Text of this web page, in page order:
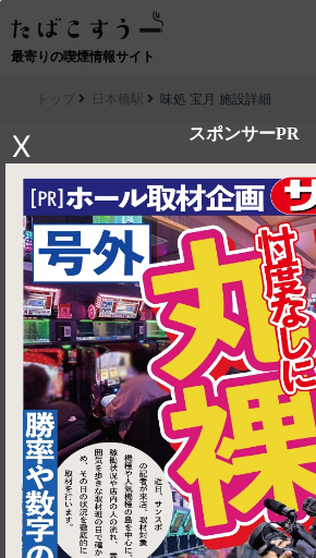
最寄りの喫煙情報サイト
スポンサーPR
X
トップ 日本橋駅 味処 宝月 施設詳細
▶ ルートを見る
日本橋駅│味処 宝月